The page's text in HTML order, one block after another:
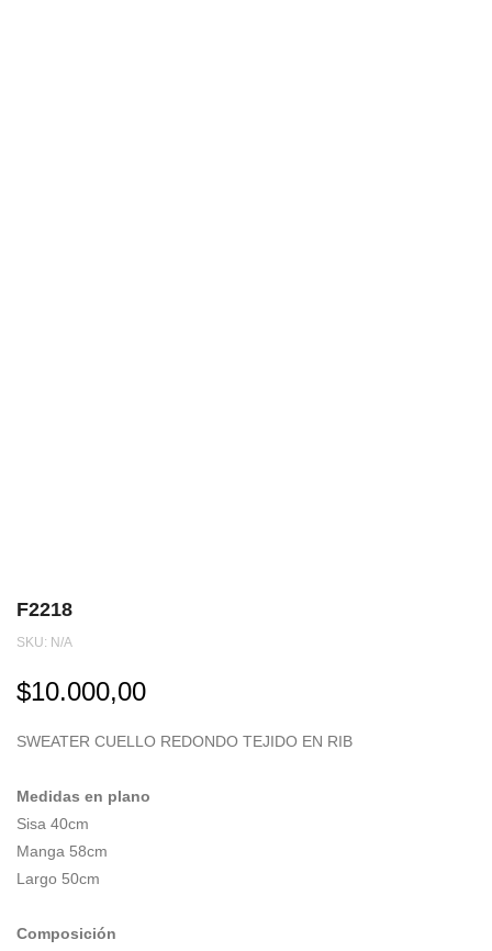
F2218
SKU: N/A
$10.000,00
SWEATER CUELLO REDONDO TEJIDO EN RIB
Medidas en plano
Sisa 40cm
Manga 58cm
Largo 50cm
Composición